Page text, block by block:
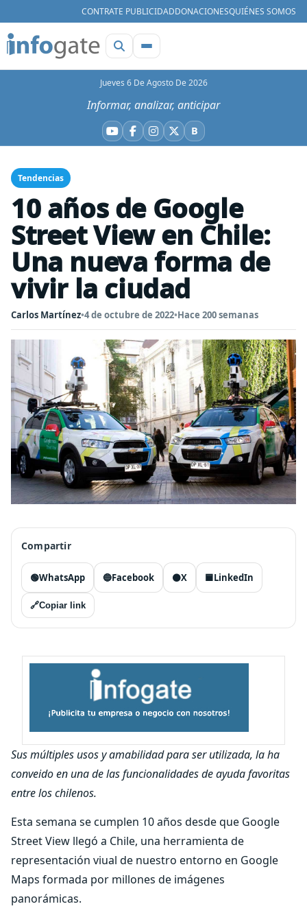
CONTRATE PUBLICIDADDONACIONESQUIÉNES SOMOS
Jueves 6 De Agosto De 2026
Informar, analizar, anticipar
YouTube
Facebook
Instagram
X BBluesky
Tendencias
10 años de Google
Street View en Chile:
Una nueva forma de
vivir la ciudad
Carlos Martínez•4 de octubre de 2022•Hace 200 semanas
Compartir
🟢WhatsApp 🔵Facebook ⚫X 🟦LinkedIn
🔗Copiar link
Sus múltiples usos y amabilidad para ser utilizada, la ha
conveido en una de las funcionalidades de ayuda favoritas
entre los chilenos.
Esta semana se cumplen 10 años desde que Google
Street View llegó a Chile, una herramienta de
representación viual de nuestro entorno en Google
Maps formada por millones de imágenes
panorámicas.